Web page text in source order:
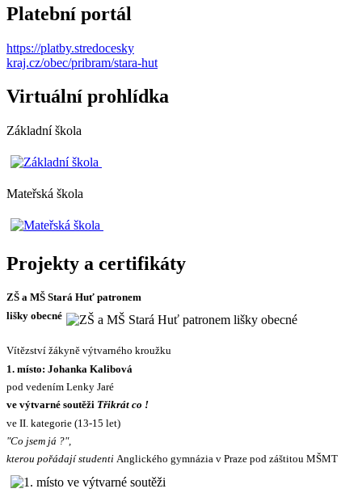
Platební portál
https://platby.stredocesky
kraj.cz/obec/pribram/stara-hut
Virtuální prohlídka
Základní škola
Mateřská škola
Projekty a certifikáty
ZŠ a MŠ Stará Huť patronem
lišky obecné
Vítězství žákyně výtvarného kroužku
1. místo: Johanka Kalibová
pod vedením Lenky Jaré
ve výtvarné soutěži Třikrát co !
ve II. kategorie (13-15 let)
"Co jsem já ?",
kterou pořádají studenti Anglického gymnázia v Praze pod záštitou MŠMT